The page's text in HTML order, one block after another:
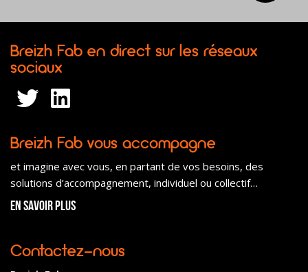
Breizh Fab vous accompagne
et imagine avec vous, en partant de vos besoins, des
solutions d’accompagnement, individuel ou collectif…
En savoir plus
Contactez-nous
Breizh Fab en direct sur les réseaux
sociaux